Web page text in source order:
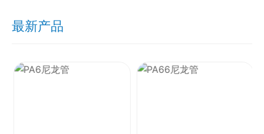
最新产品